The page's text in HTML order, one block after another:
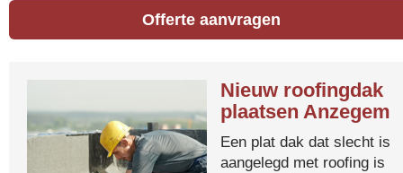
Offerte aanvragen
Nieuw roofingdak
plaatsen Anzegem
Een plat dak dat slecht is
aangelegd met roofing is